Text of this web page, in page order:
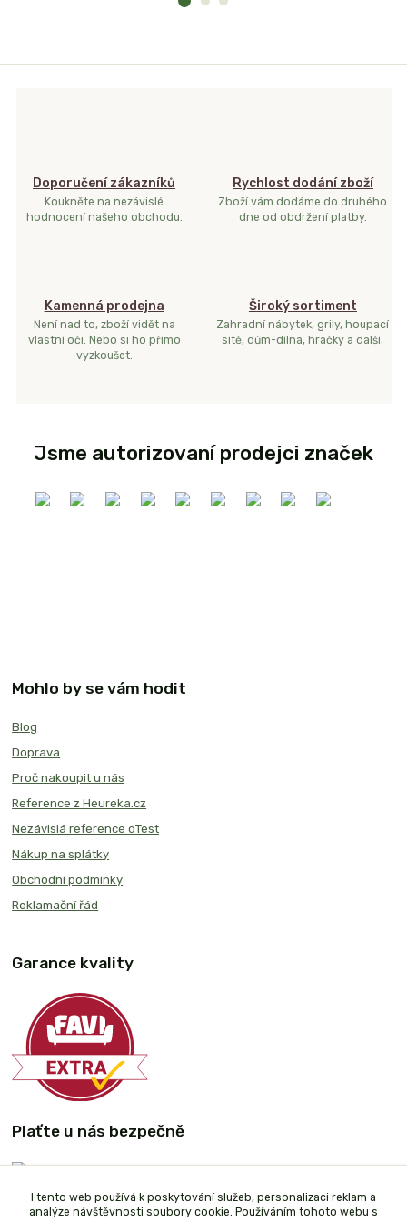
Doporučení zákazníků
Koukněte na nezávislé
hodnocení našeho obchodu.
Rychlost dodání zboží
Zboží vám dodáme do druhého
dne od obdržení platby.
Kamenná prodejna
Není nad to, zboží vidět na
vlastní oči. Nebo si ho přímo
vyzkoušet.
Široký sortiment
Zahradní nábytek, grily, houpací
sítě, dům-dílna, hračky a další.
Jsme autorizovaní prodejci značek
Mohlo by se vám hodit
Blog
Doprava
Proč nakoupit u nás
Reference z Heureka.cz
Nezávislá reference dTest
Nákup na splátky
Obchodní podmínky
Reklamační řád
Garance kvality
Plaťte u nás bezpečně
I tento web používá k poskytování služeb, personalizaci reklam a
analýze návštěvnosti soubory cookie. Používáním tohoto webu s